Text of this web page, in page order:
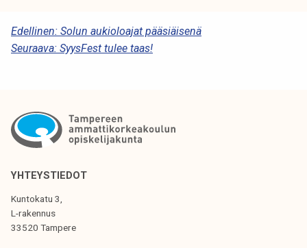
A
R
K
K
E
L
I
E
Edellinen: Solun aukioloajat pääsiäisenä
Seuraava: SyysFest tulee taas!
YHTEYSTIEDOT
Kuntokatu 3,
L-rakennus
33520 Tampere